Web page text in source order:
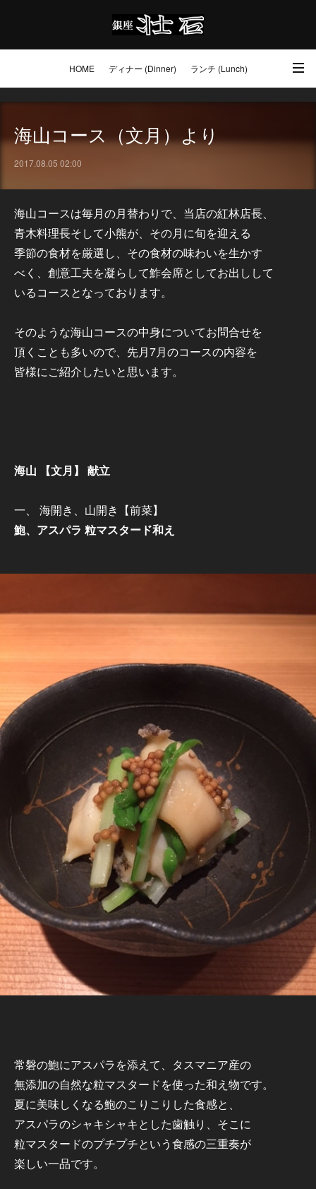
HOME ディナー (Dinner) ランチ (Lunch)
アクセス・ご予約 (Access / Reservations) ワイン (Wine) お土産 (Go to)
壮石の心 (Our Philosophy)
海山コース（文月）より
2017.08.05 02:00
海山コースは毎月の月替わりで、当店の紅林店長、
青木料理長そして小熊が、その月に旬を迎える
季節の食材を厳選し、その食材の味わいを生かす
べく、創意工夫を凝らして鮓会席としてお出しして
いるコースとなっております。
そのような海山コースの中身についてお問合せを
頂くことも多いので、先月7月のコースの内容を
皆様にご紹介したいと思います。
海山 【文月】 献立
一、 海開き、山開き【前菜】
鮑、アスパラ 粒マスタード和え
常磐の鮑にアスパラを添えて、タスマニア産の
無添加の自然な粒マスタードを使った和え物です。
夏に美味しくなる鮑のこりこりした食感と、
アスパラのシャキシャキとした歯触り、そこに
粒マスタードのプチプチという食感の三重奏が
楽しい一品です。